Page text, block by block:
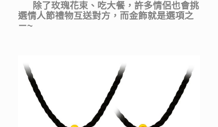
除了玫瑰花束、吃大餐，許多情侶也會挑
選情人節禮物互送對方，而金飾就是選項之
ㄧ~